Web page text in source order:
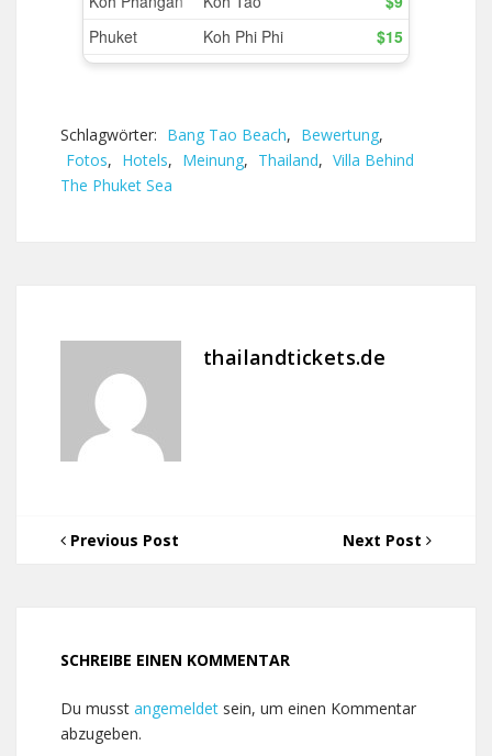
Schlagwörter: Bang Tao Beach, Bewertung,
Fotos, Hotels, Meinung, Thailand, Villa Behind
The Phuket Sea
thailandtickets.de
Previous Post Next Post
SCHREIBE EINEN KOMMENTAR
Du musst angemeldet sein, um einen Kommentar
abzugeben.